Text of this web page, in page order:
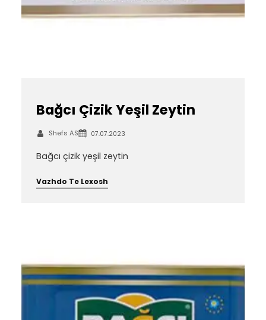
Bağcı Çizik Yeşil Zeytin
Shefs AS 07.07.2023
Bağcı çizik yeşil zeytin
Vazhdo Te Lexosh